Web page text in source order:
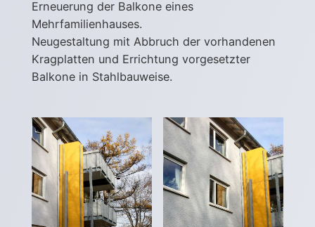
Erneuerung der Balkone eines
Mehrfamilienhauses.
Neugestaltung mit Abbruch der vorhandenen
Kragplatten und Errichtung vorgesetzter
Balkone in Stahlbauweise.